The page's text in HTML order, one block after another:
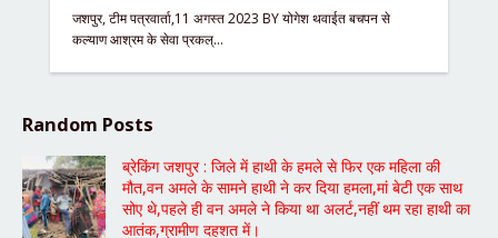
जशपुर, टीम पत्रवार्ता,11 अगस्त 2023 BY योगेश थवाईत बचपन से
कल्याण आश्रम के सेवा प्रकल्…
Random Posts
ब्रेकिंग जशपुर : जिले में हाथी के हमले से फिर एक महिला की
मौत,वन अमले के सामने हाथी ने कर दिया हमला,मां बेटी एक साथ
सोए थे,पहले ही वन अमले ने किया था अलर्ट,नहीं थम रहा हाथी का
आतंक,ग्रामीण दहशत में।